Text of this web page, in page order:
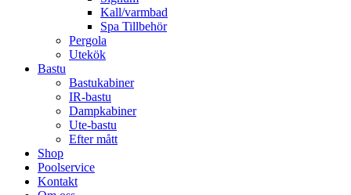
Kall/varmbad
Spa Tillbehör
Pergola
Utekök
Bastu
Bastukabiner
IR-bastu
Dampkabiner
Ute-bastu
Efter mått
Shop
Poolservice
Kontakt